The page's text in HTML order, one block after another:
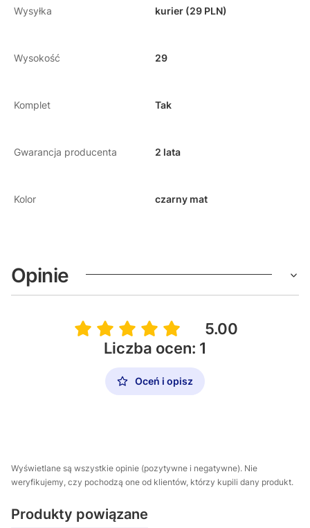
Wysyłka kurier (29 PLN)
Wysokość 29
Komplet Tak
Gwarancja producenta 2 lata
Kolor czarny mat
Opinie
5.00
Liczba ocen: 1
Oceń i opisz
Wyświetlane są wszystkie opinie (pozytywne i negatywne). Nie
weryfikujemy, czy pochodzą one od klientów, którzy kupili dany produkt.
Produkty powiązane